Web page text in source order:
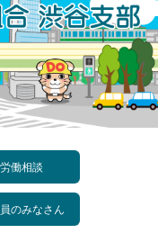
労働相談
のみなさん